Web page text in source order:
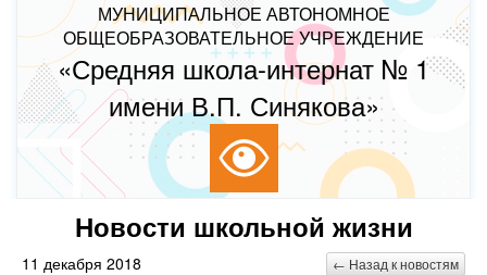
МУНИЦИПАЛЬНОЕ АВТОНОМНОЕ
ОБЩЕОБРАЗОВАТЕЛЬНОЕ УЧРЕЖДЕНИЕ
«Средняя школа-интернат № 1
имени В.П. Синякова»
Новости школьной жизни
11 декабря 2018 ← Назад к новостям